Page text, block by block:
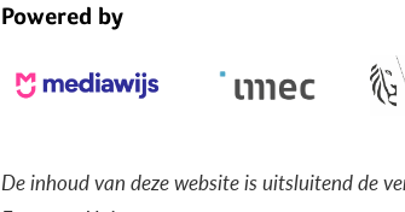
Powered by
De inhoud van deze website is uitsluitend de